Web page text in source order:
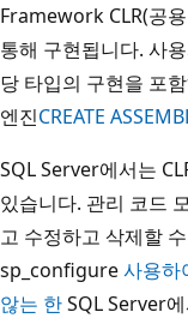
Framework CLR(공
통해 구현됩니다. 사
당 타입의 구현을 포
엔진CREATE
SQL Server에서는
있습니다. 관리 코드
고 수정하고 삭제할
sp_configure사용하
않는 한SQL Server